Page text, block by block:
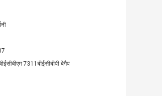
7311बीईसीबीपी बेगैप